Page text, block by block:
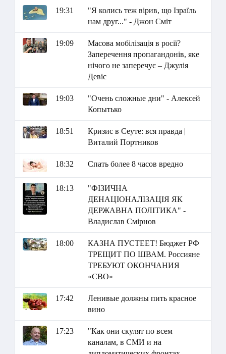
19:31
"Я колись теж вірив, що Ізраїль
нам друг..." - Джон Сміт
19:09
Масова мобілізація в росії?
Заперечення пропагандонів, яке
нічого не заперечує – Джулія
Девіс
19:03
"Очень сложные дни" - Алексей
Копытько
18:51
Кризис в Сеуте: вся правда |
Виталий Портников
18:32 Спать более 8 часов вредно
18:13
"ФІЗИЧНА
ДЕНАЦІОНАЛІЗАЦІЯ ЯК
ДЕРЖАВНА ПОЛІТИКА" -
Владислав Смірнов
18:00
КАЗНА ПУСТЕЕТ! Бюджет РФ
ТРЕЩИТ ПО ШВАМ. Россияне
ТРЕБУЮТ ОКОНЧАНИЯ
«СВО»
17:42
Ленивые должны пить красное
вино
17:23
"Как они скулят по всем
каналам, в СМИ и на